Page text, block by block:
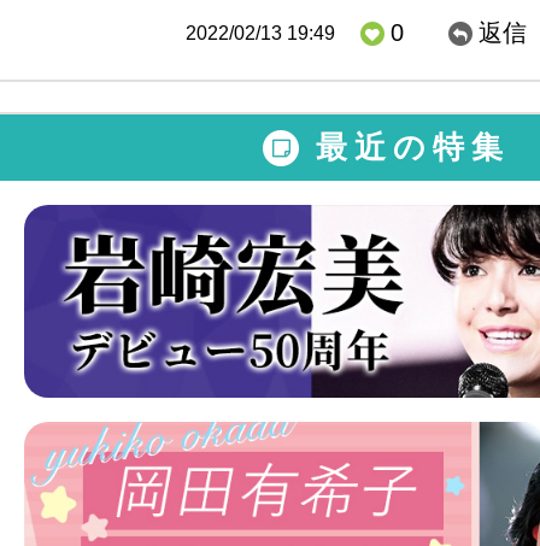
2022/02/13 19:49 0 返信
最近の特集